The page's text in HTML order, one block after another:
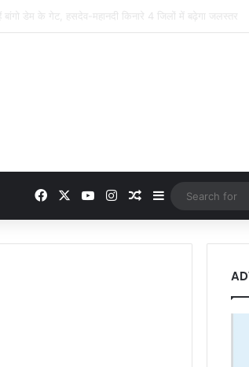
रास्ता बदहाल, बारिश में फंसे रंगाडीह के ग्रामीण
FacebookYouTubeInstagramRandom Article
Sidebar